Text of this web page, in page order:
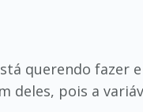
querendo fazer
deles, pois a